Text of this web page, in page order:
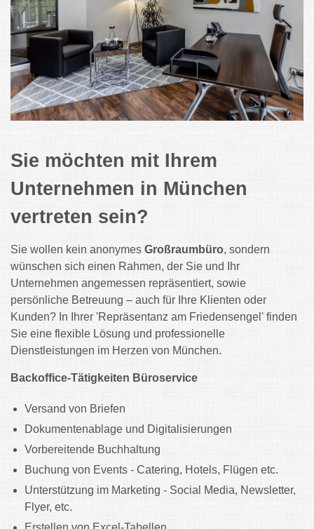
Sie möchten mit Ihrem
Unternehmen in München
vertreten sein?
Sie wollen kein anonymes Großraumbüro, sondern
wünschen sich einen Rahmen, der Sie und Ihr
Unternehmen angemessen repräsentiert, sowie
persönliche Betreuung – auch für Ihre Klienten oder
Kunden? In Ihrer 'Repräsentanz am Friedensengel' finden
Sie eine flexible Lösung und professionelle
Dienstleistungen im Herzen von München.
Backoffice-Tätigkeiten Büroservice
Versand von Briefen
Dokumentenablage und Digitalisierungen
Vorbereitende Buchhaltung
Buchung von Events - Catering, Hotels, Flügen etc.
Unterstützung im Marketing - Social Media, Newsletter,
Flyer, etc.